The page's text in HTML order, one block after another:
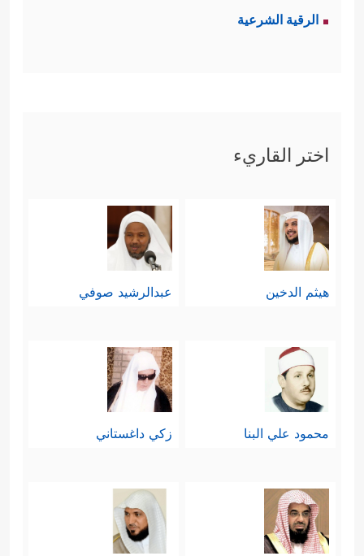
الرقية الشرعية
اختر القاريء
هيثم الدخين عبدالرشيد صوفي
محمود علي البنا زكي داغستاني